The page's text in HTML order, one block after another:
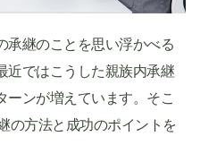
承継のことを思い浮かべる
近ではこうした親族内承継
ーンが増えています。そこ
の方法と成功のポイントを